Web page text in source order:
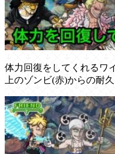
体力回復をしてくれるワ
上のゾンビ(赤)からの耐